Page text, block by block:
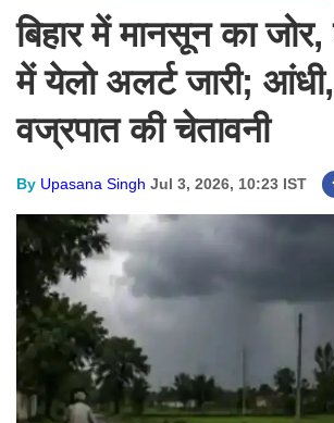
बिहार में मानसून का
में येलो अलर्ट जारी;
वज्रपात की चेतावनी
By Upasana Singh Jul 3, 2026, 10:23 IST